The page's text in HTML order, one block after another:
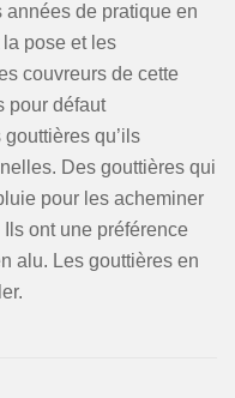
années de pratique en
pose et les
couvreurs de cette
pour défaut
qu’ils
Des gouttières qui
pour les acheminer
ont une préférence
alu. Les gouttières en